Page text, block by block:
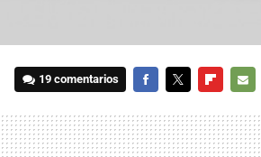
19 comentarios
MAIL